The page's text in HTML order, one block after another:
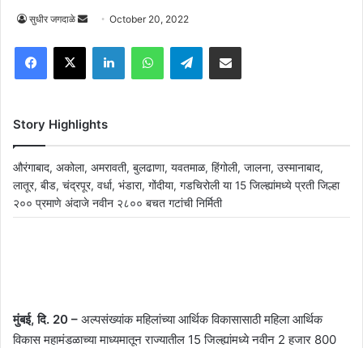
सुधीर जगदाळे
Send
email
October 20, 2022
Facebook
X LinkedInWhatsAppTelegramShare via Email
Story Highlights
औरंगाबाद, अकोला, अमरावती, बुलढाणा, यवतमाळ, हिंगोली, जालना, उस्मानाबाद,
लातूर, बीड, चंद्रपूर, वर्धा, भंडारा, गोंदीया, गडचिरोली या 15 जिल्ह्यांमध्ये प्रती जिल्हा
२०० प्रमाणे अंदाजे नवीन २८०० बचत गटांची निर्मिती
मुंबई, दि. 20 – अल्पसंख्यांक महिलांच्या आर्थिक विकासासाठी महिला आर्थिक
विकास महामंडळाच्या माध्यमातून राज्यातील 15 जिल्ह्यांमध्ये नवीन 2 हजार 800